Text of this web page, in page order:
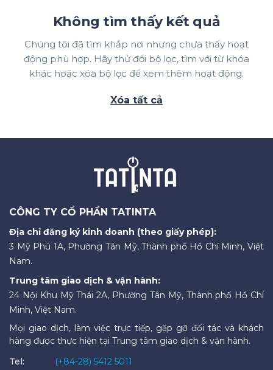
Không tìm thấy kết quả
Chúng tôi đã tìm khắp nơi nhưng chưa thấy hoạt
động phù hợp. Hãy thử đổi bộ lọc, tìm với từ khóa
khác hoặc xóa bộ lọc để xem thêm hoạt động.
Xóa tất cả
CÔNG TY CỔ PHẦN TATINTA
Địa chỉ đăng ký kinh doanh (theo giấy phép):
3 Mỹ Phú 1A, Phường Tân Mỹ, Thành phố Hồ Chí Minh, Việt
Nam.
Trung tâm giao dịch & vận hành:
24 Nội Khu Mỹ Thái 2A, Phường Tân Mỹ, Thành phố Hồ Chí
Minh, Việt Nam.
Mọi giao dịch, làm việc trực tiếp, gặp gỡ đối tác và khách
hàng được thực hiện tại Trung tâm giao dịch & vận hành.
Tel:
(+84-28) 5412 5011